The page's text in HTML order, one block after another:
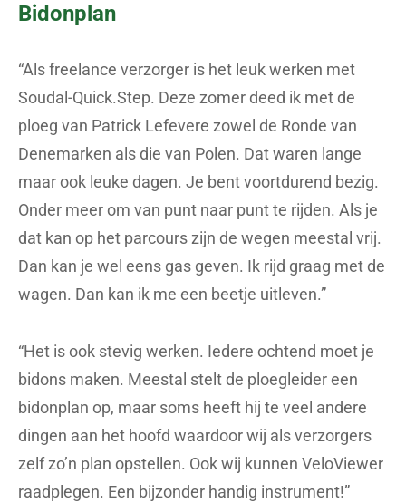
Bidonplan
“Als freelance verzorger is het leuk werken met
Soudal-Quick.Step. Deze zomer deed ik met de
ploeg van Patrick Lefevere zowel de Ronde van
Denemarken als die van Polen. Dat waren lange
maar ook leuke dagen. Je bent voortdurend bezig.
Onder meer om van punt naar punt te rijden. Als je
dat kan op het parcours zijn de wegen meestal vrij.
Dan kan je wel eens gas geven. Ik rijd graag met de
wagen. Dan kan ik me een beetje uitleven.”
“Het is ook stevig werken. Iedere ochtend moet je
bidons maken. Meestal stelt de ploegleider een
bidonplan op, maar soms heeft hij te veel andere
dingen aan het hoofd waardoor wij als verzorgers
zelf zo’n plan opstellen. Ook wij kunnen VeloViewer
raadplegen. Een bijzonder handig instrument!”